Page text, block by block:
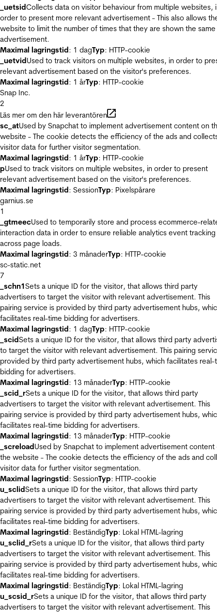
_uetsidCollects data on visitor behaviour from multiple websites,
order to present more relevant advertisement - This also allows
website to limit the number of times that they are shown the same
advertisement.
Maximal lagringstid: 1 dagTyp: HTTP-cookie
_uetvidUsed to track visitors on multiple websites, in order to
relevant advertisement based on the visitor's preferences.
Maximal lagringstid: 1 årTyp: HTTP-cookie
Snap Inc.
2
Läs mer om den här leverantören
sc_atUsed by Snapchat to implement advertisement content on
website - The cookie detects the efficiency of the ads and
visitor data for further visitor segmentation.
Maximal lagringstid: 1 årTyp: HTTP-cookie
pUsed to track visitors on multiple websites, in order to present
relevant advertisement based on the visitor's preferences.
Maximal lagringstid: SessionTyp: Pixelspårare
garnius.se
1
_gtmeecUsed to temporarily store and process ecommerce-
interaction data in order to ensure reliable analytics event tracking
across page loads.
Maximal lagringstid: 3 månaderTyp: HTTP-cookie
sc-static.net
7
_schn1Sets a unique ID for the visitor, that allows third party
advertisers to target the visitor with relevant advertisement. This
pairing service is provided by third party advertisement hubs,
facilitates real-time bidding for advertisers.
Maximal lagringstid: 1 dagTyp: HTTP-cookie
_scidSets a unique ID for the visitor, that allows third party
to target the visitor with relevant advertisement. This pairing
provided by third party advertisement hubs, which facilitates real-
bidding for advertisers.
Maximal lagringstid: 13 månaderTyp: HTTP-cookie
_scid_rSets a unique ID for the visitor, that allows third party
advertisers to target the visitor with relevant advertisement. This
pairing service is provided by third party advertisement hubs,
facilitates real-time bidding for advertisers.
Maximal lagringstid: 13 månaderTyp: HTTP-cookie
_screloadUsed by Snapchat to implement advertisement content
the website - The cookie detects the efficiency of the ads and
visitor data for further visitor segmentation.
Maximal lagringstid: SessionTyp: HTTP-cookie
u_sclidSets a unique ID for the visitor, that allows third party
advertisers to target the visitor with relevant advertisement. This
pairing service is provided by third party advertisement hubs,
facilitates real-time bidding for advertisers.
Maximal lagringstid: BeständigTyp: Lokal HTML-lagring
u_sclid_rSets a unique ID for the visitor, that allows third party
advertisers to target the visitor with relevant advertisement. This
pairing service is provided by third party advertisement hubs,
facilitates real-time bidding for advertisers.
Maximal lagringstid: BeständigTyp: Lokal HTML-lagring
u_scsid_rSets a unique ID for the visitor, that allows third party
advertisers to target the visitor with relevant advertisement. This